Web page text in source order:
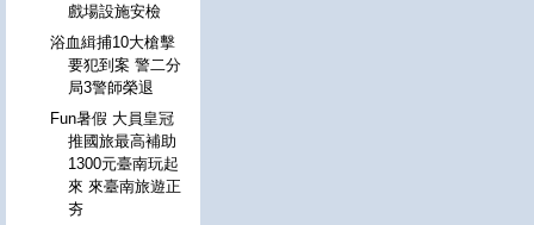
戲場設施安檢
浴血緝捕10大槍擊
要犯到案 警二分
局3警師榮退
Fun暑假 大員皇冠
推國旅最高補助
1300元臺南玩起
來 來臺南旅遊正
夯